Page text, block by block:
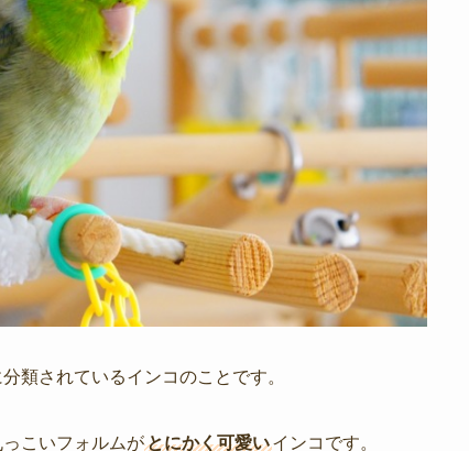
類されているインコのことです。
こいフォルムがとにかく可愛いインコです。